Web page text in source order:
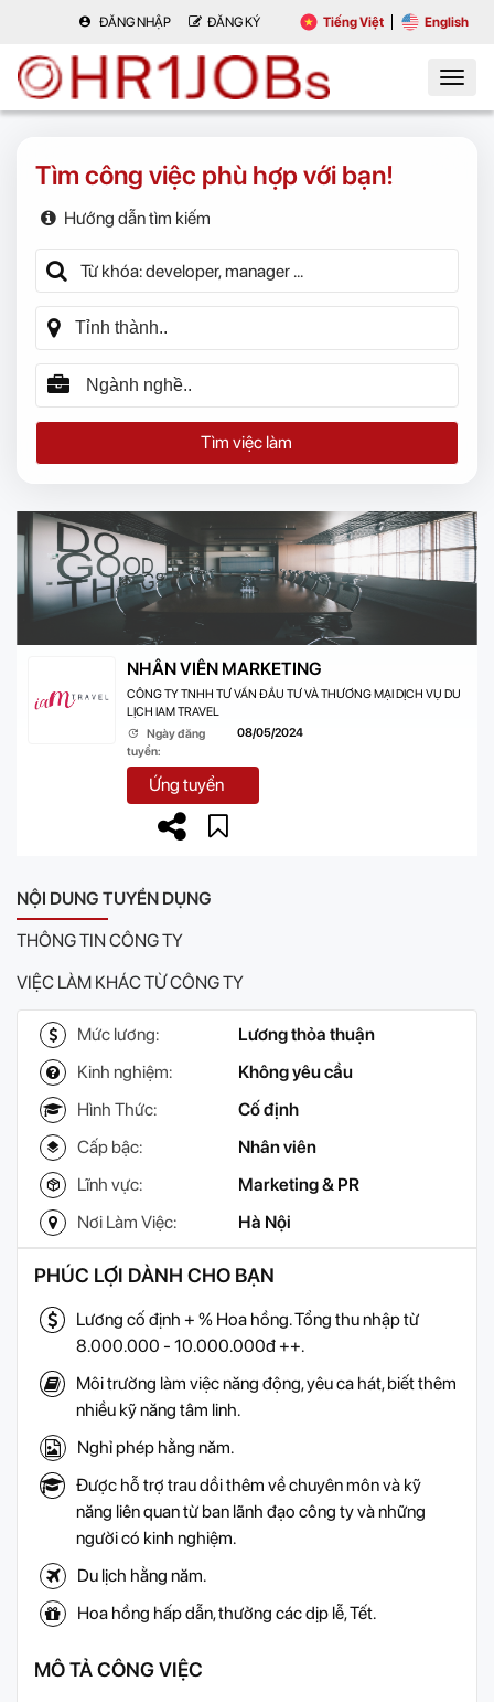
ĐĂNG NHẬP ĐĂNG KÝ Tiếng Việt English
Tìm công việc phù hợp với bạn!
Hướng dẫn tìm kiếm
Tìm việc làm
NHÂN VIÊN MARKETING
CÔNG TY TNHH TƯ VẤN ĐẦU TƯ VÀ THƯƠNG MẠI DỊCH VỤ DU
LỊCH IAM TRAVEL
Ngày đăng
tuyển:
08/05/2024
Ứng tuyển
NỘI DUNG TUYỂN DỤNG
THÔNG TIN CÔNG TY
VIỆC LÀM KHÁC TỪ CÔNG TY
Mức lương:
Lương thỏa thuận
Kinh nghiệm:
Không yêu cầu
Hình Thức:
Cố định
Cấp bậc:
Nhân viên
Lĩnh vực:
Marketing & PR
Nơi Làm Việc:
Hà Nội
PHÚC LỢI DÀNH CHO BẠN
Lương cố định + % Hoa hồng. Tổng thu nhập từ
8.000.000 - 10.000.000đ ++.
Môi trường làm việc năng động, yêu ca hát, biết thêm
nhiều kỹ năng tâm linh.
Nghỉ phép hằng năm.
Được hỗ trợ trau dồi thêm về chuyên môn và kỹ
năng liên quan từ ban lãnh đạo công ty và những
người có kinh nghiệm.
Du lịch hằng năm.
Hoa hồng hấp dẫn, thưởng các dịp lễ, Tết.
MÔ TẢ CÔNG VIỆC